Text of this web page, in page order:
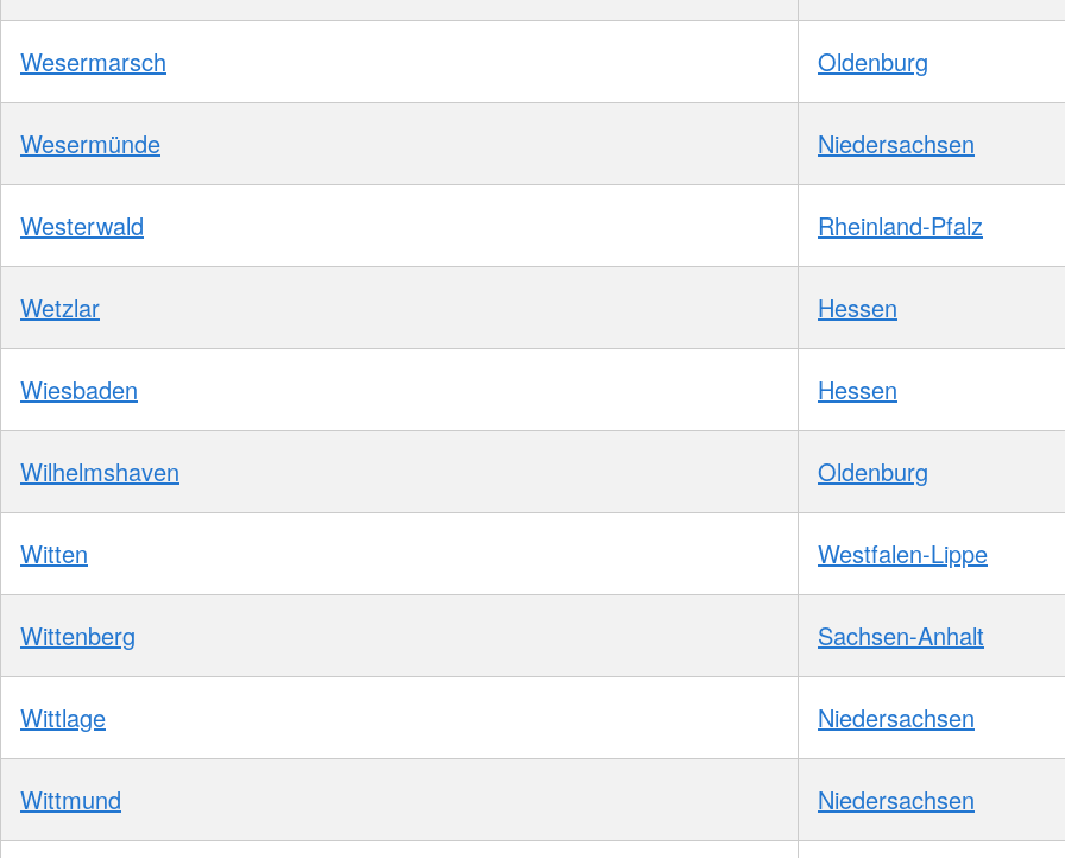
Wesermarsch Oldenburg
Wesermünde Niedersachsen
Westerwald Rheinland-Pfalz
Wetzlar Hessen
Wiesbaden Hessen
Wilhelmshaven Oldenburg
Witten Westfalen-Lippe
Wittenberg Sachsen-Anhalt
Wittlage Niedersachsen
Wittmund Niedersachsen